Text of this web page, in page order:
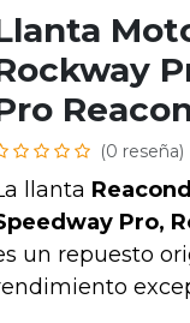
(0 reseña)
llanta
Pro,
un repuesto